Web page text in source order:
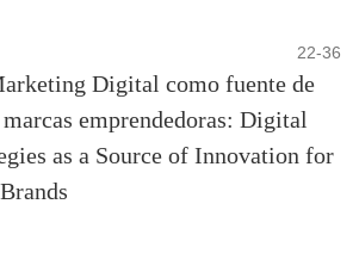
22-36
Digital como fuente de
emprendedoras: Digital
as a Source of Innovation for